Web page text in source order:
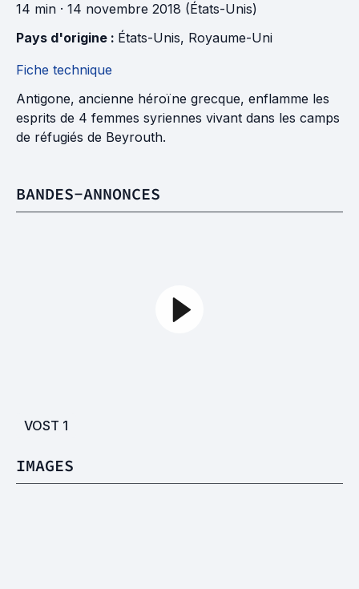
14 min · 14 novembre 2018 (États-Unis)
Pays d'origine : États-Unis, Royaume-Uni
Fiche technique
Antigone, ancienne héroïne grecque, enflamme les
esprits de 4 femmes syriennes vivant dans les camps
de réfugiés de Beyrouth.
BANDES-ANNONCES
VOST 1
IMAGES